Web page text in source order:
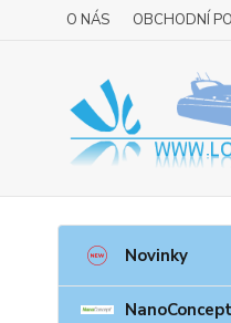
O NÁS OBCHODNÍ
Novinky